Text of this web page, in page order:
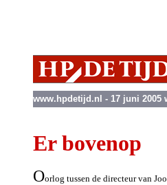
www.hpdetijd.nl - 17 juni 2005
Er bovenop
Oorlog tussen de directeur van